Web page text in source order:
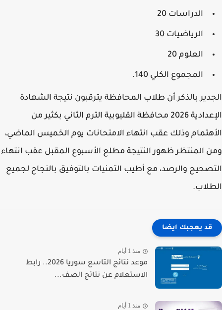
الدراسات 20
الرياضيات 30
العلوم 20
المجموع الكلي 140.
بالذكر أن طلاب المحافظة يترقبون نتيجة الشهادة
الإعدادية 2026 محافظة القليوبية الترم الثاني بكثير من
وذلك عقب انتهاء الامتحانات يوم الخميس الماضي،
المنتظر ظهور النتيجة مطلع الأسبوع المقبل عقب انتهاء
والرصد، مع أطيب التمنيات بالتوفيق بالنجاح لجميع
قد يعجبك ايضا
منذ 1 أيام
موعد نتائج التاسع سوريا 2026.. رابط
الاستعلام عن نتائج الصف...
منذ 1 أيام